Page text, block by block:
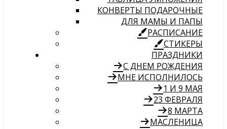
КОНВЕРТЫ ПОДАРОЧНЫЕ
ДЛЯ МАМЫ И ПАПЫ
РАСПИСАНИЕ
СТИКЕРЫ
ПРАЗДНИКИ
С ДНЕМ РОЖДЕНИЯ
МНЕ ИСПОЛНИЛОСЬ
1 И 9 МАЯ
23 ФЕВРАЛЯ
8 МАРТА
МАСЛЕНИЦА